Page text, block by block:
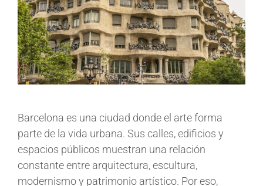
Barcelona es una ciudad donde el arte forma
parte de la vida urbana. Sus calles, edificios y
espacios públicos muestran una relación
constante entre arquitectura, escultura,
modernismo y patrimonio artístico. Por eso,